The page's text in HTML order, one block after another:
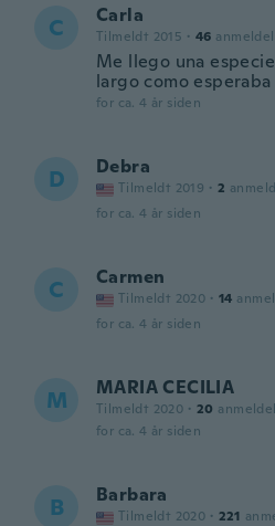
C Carla
Tilmeldt 2015 · 46
Me llego una
largo como esperaba
for ca. 4 år siden
D Debra
Tilmeldt 2019 · 2
for ca. 4 år siden
C Carmen
Tilmeldt 2020 · 14
for ca. 4 år siden
M MARIA CECILIA
Tilmeldt 2020 · 20
for ca. 4 år siden
B Barbara
Tilmeldt 2020 · 221